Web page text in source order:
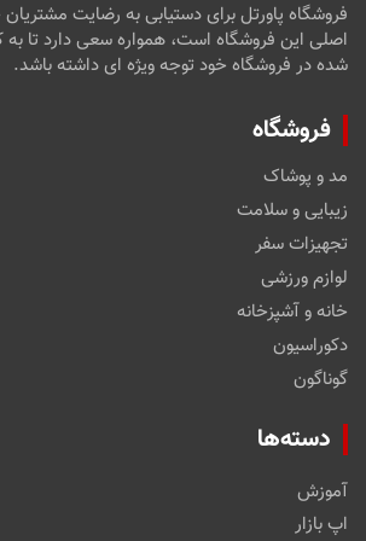
فروشگاه پاورتل برای دستیابی به رضایت
اصلی این فروشگاه است، همواره سعی دارد تا
شده در فروشگاه خود توجه ویژه ای داشته باشد.
فروشگاه
مد و پوشاک
زیبایی و سلامت
تجهیزات سفر
لوازم ورزشی
خانه و آشپزخانه
دکوراسیون
گوناگون
دسته‌ها
آموزش
اپ بازار